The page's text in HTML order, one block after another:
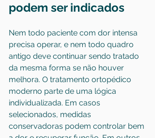
podem ser indicados
Nem todo paciente com dor intensa
precisa operar, e nem todo quadro
antigo deve continuar sendo tratado
da mesma forma se não houver
melhora. O tratamento ortopédico
moderno parte de uma lógica
individualizada. Em casos
selecionados, medidas
conservadoras podem controlar bem